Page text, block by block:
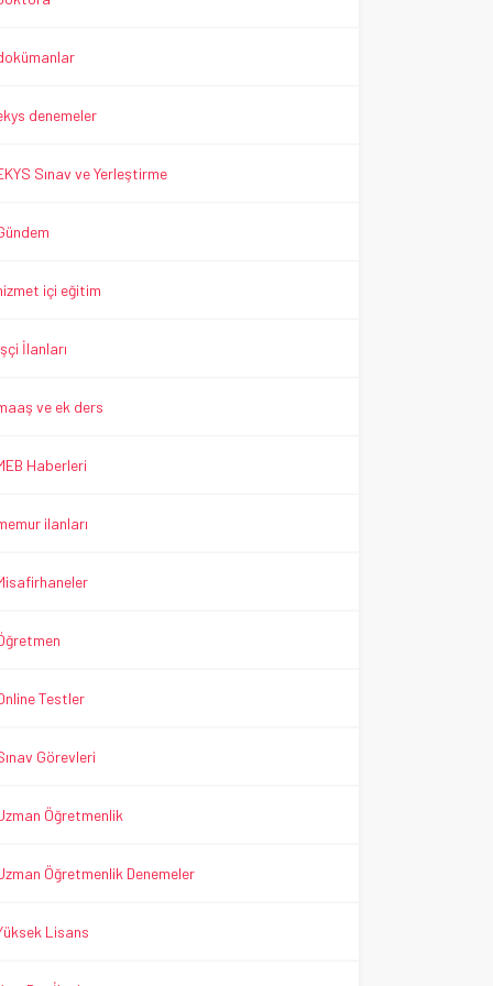
denemeler
Sınav ve Yerleştirme
içi eğitim
İlanları
ve ek ders
Haberleri
ilanları
Testler
Görevleri
Öğretmenlik
Öğretmenlik Denemeler
Lisans